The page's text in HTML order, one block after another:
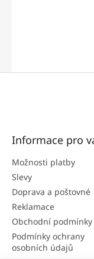
Informace pro
Možnosti platby
Slevy
Doprava a poštovné
Reklamace
Obchodní podmínky
Podmínky ochrany
osobních údajů